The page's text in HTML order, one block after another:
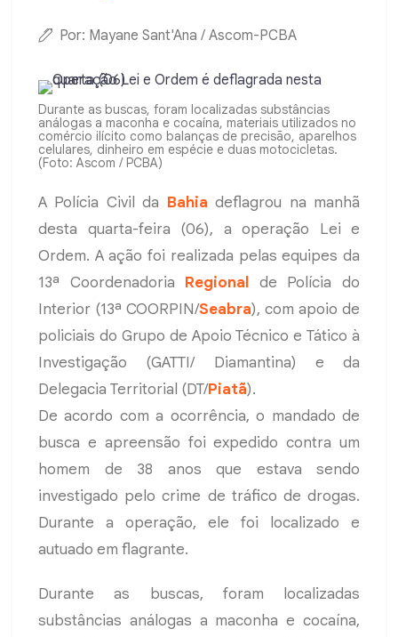
Por: Mayane Sant'Ana / Ascom-PCBA
Durante as buscas, foram localizadas substâncias
análogas a maconha e cocaína, materiais utilizados no
comércio ilícito como balanças de precisão, aparelhos
celulares, dinheiro em espécie e duas motocicletas.
(Foto: Ascom / PCBA)
A Polícia Civil da Bahia deflagrou na manhã
desta quarta-feira (06), a operação Lei e
Ordem. A ação foi realizada pelas equipes da
13ª Coordenadoria Regional
de Polícia do
Interior (13ª COORPIN/Seabra), com apoio de
policiais do Grupo de Apoio Técnico e Tático à
Investigação (GATTI/ Diamantina) e da
Delegacia Territorial (DT/Piatã).
De acordo com a ocorrência, o mandado de
busca e apreensão foi expedido contra um
homem de 38 anos que estava sendo
investigado pelo crime de tráfico de drogas.
Durante a operação, ele foi localizado e
autuado em flagrante.
Durante as buscas, foram localizadas
substâncias análogas a maconha e cocaína,